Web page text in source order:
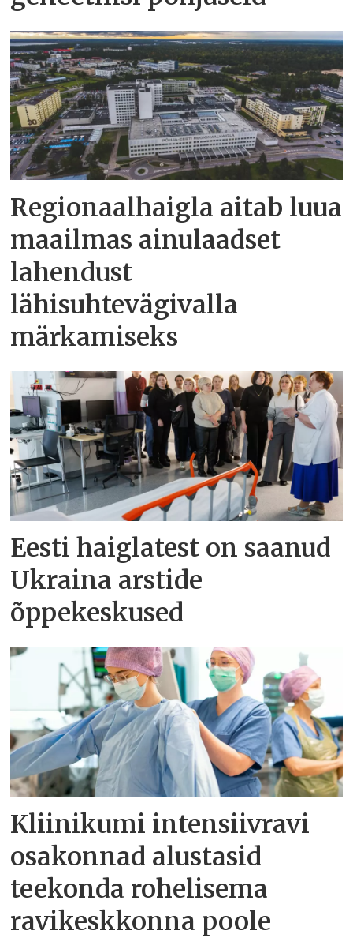
Regionaalhaigla aitab luua
maailmas ainulaadset
lahendust
lähisuhtevägivalla
märkamiseks
Eesti haiglatest on saanud
Ukraina arstide
õppekeskused
Kliinikumi intensiivravi
osakonnad alustasid
teekonda rohelisema
ravikeskkonna poole